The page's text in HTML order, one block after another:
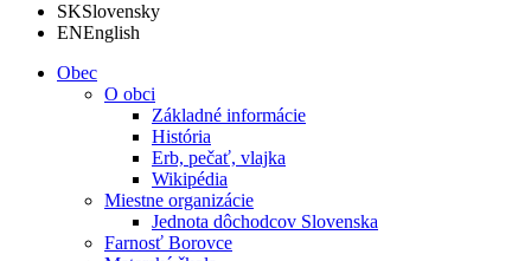
SKSlovensky
ENEnglish
Obec
O obci
Základné informácie
História
Erb, pečať, vlajka
Wikipédia
Miestne organizácie
Jednota dôchodcov Slovenska
Farnosť Borovce